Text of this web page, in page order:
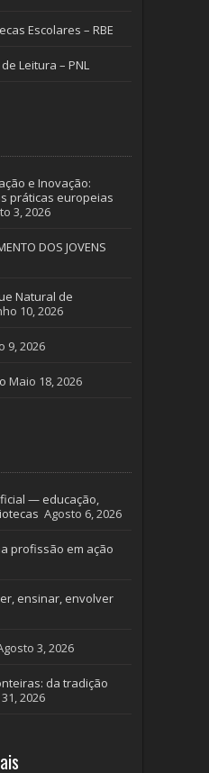
Escolares – RBE
Leitura – PNL
e Inovação:
práticas europeias
3, 2026
DOS JOVENS
Natural de
10, 2026
9, 2026
Maio 18, 2026
— educação,
Agosto 6, 2026
profissão em ação
ensinar, envolver
3, 2026
da tradição
2026